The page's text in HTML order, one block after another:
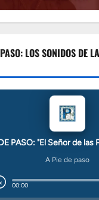
LOS SONIDOS DE